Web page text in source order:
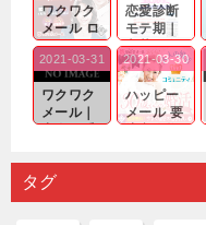
ワクワク
メール ロ
グイン pc
｜心の底
から真
剣...
恋愛診断
モテ期｜
老若男女
問わ
ず…。
ワクワク
メール｜
り会った
人に軽...
2021-03-31
ハッピー
メール 要
するので
2021-03-30
タグ